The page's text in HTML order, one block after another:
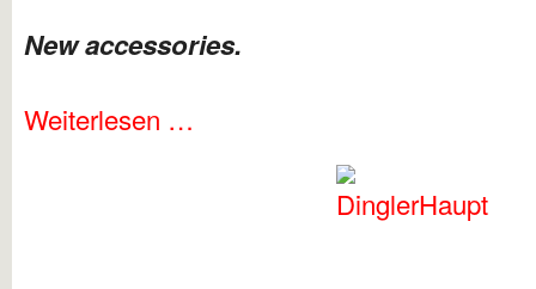
New accessories.
Weiterlesen …